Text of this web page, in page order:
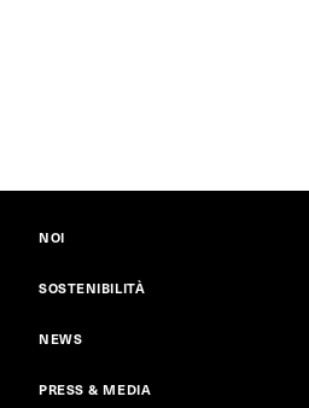
NOI
SOSTENIBILITÀ
NEWS
PRESS & MEDIA